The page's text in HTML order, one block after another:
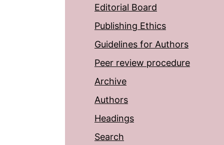
Editorial Board
Publishing Ethics
Guidelines for Authors
Peer review procedure
Archive
Authors
Headings
Search